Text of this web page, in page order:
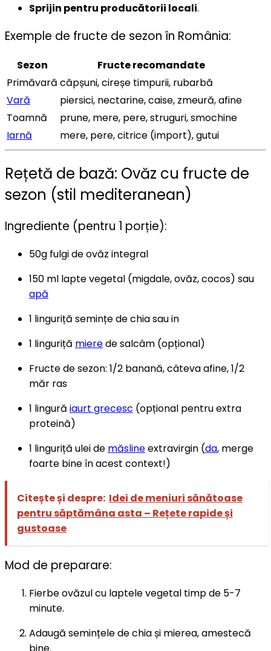
Sprijin pentru producătorii locali.
Exemple de fructe de sezon în România:
Sezon
Fructe recomandate
Primăvară căpșuni, cireșe timpurii, rubarbă
Vară
piersici, nectarine, caise, zmeură, afine
Toamnă
prune, mere, pere, struguri, smochine
Iarnă
mere, pere, citrice (import), gutui
Rețetă de bază: Ovăz cu fructe de
sezon (stil mediteranean)
Ingrediente (pentru 1 porție):
50g fulgi de ovăz integral
150 ml lapte vegetal (migdale, ovăz, cocos) sau
apă
1 linguriță semințe de chia sau in
1 linguriță mierede salcâm (opțional)
Fructe de sezon: 1/2 banană, câteva afine, 1/2
măr ras
1 lingură iaurt grecesc (opțional pentru extra
proteină)
1 linguriță ulei de măslineextravirgin (da, merge
foarte bine în acest context!)
Citește și despre: Idei de meniuri sănătoase
pentru săptămâna asta – Rețete rapide și
gustoase
Mod de preparare:
Fierbe ovăzul cu laptele vegetal timp de 5-7
minute.
Adaugă semințele de chia și mierea, amestecă